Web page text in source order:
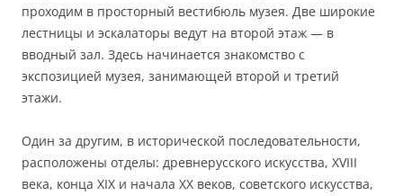
проходим в просторный вестибюль музея. Две широкие
лестницы и эскалаторы ведут на второй этаж — в
вводный зал. Здесь начинается знакомство с
экспозицией музея, занимающей второй и третий
этажи.
Один за другим, в исторической последовательности,
расположены отделы: древнерусского искусства, XVIII
века, конца XIX и начала XX веков, советского искусства,